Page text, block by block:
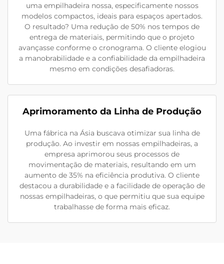
uma empilhadeira nossa, especificamente nossos
modelos compactos, ideais para espaços apertados.
O resultado? Uma redução de 50% nos tempos de
entrega de materiais, permitindo que o projeto
avançasse conforme o cronograma. O cliente elogiou
a manobrabilidade e a confiabilidade da empilhadeira
mesmo em condições desafiadoras.
Aprimoramento da Linha de Produção
Uma fábrica na Ásia buscava otimizar sua linha de
produção. Ao investir em nossas empilhadeiras, a
empresa aprimorou seus processos de
movimentação de materiais, resultando em um
aumento de 35% na eficiência produtiva. O cliente
destacou a durabilidade e a facilidade de operação de
nossas empilhadeiras, o que permitiu que sua equipe
trabalhasse de forma mais eficaz.